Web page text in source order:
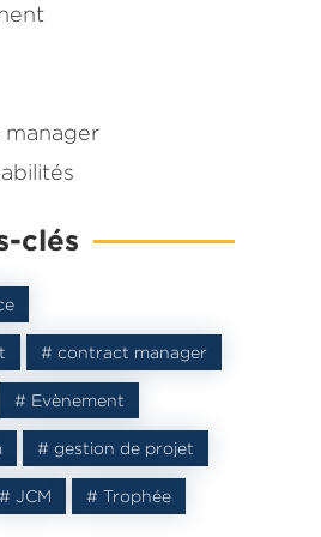
clés
# contract manager
# Evènement
# gestion de projet
# JCM # Trophée